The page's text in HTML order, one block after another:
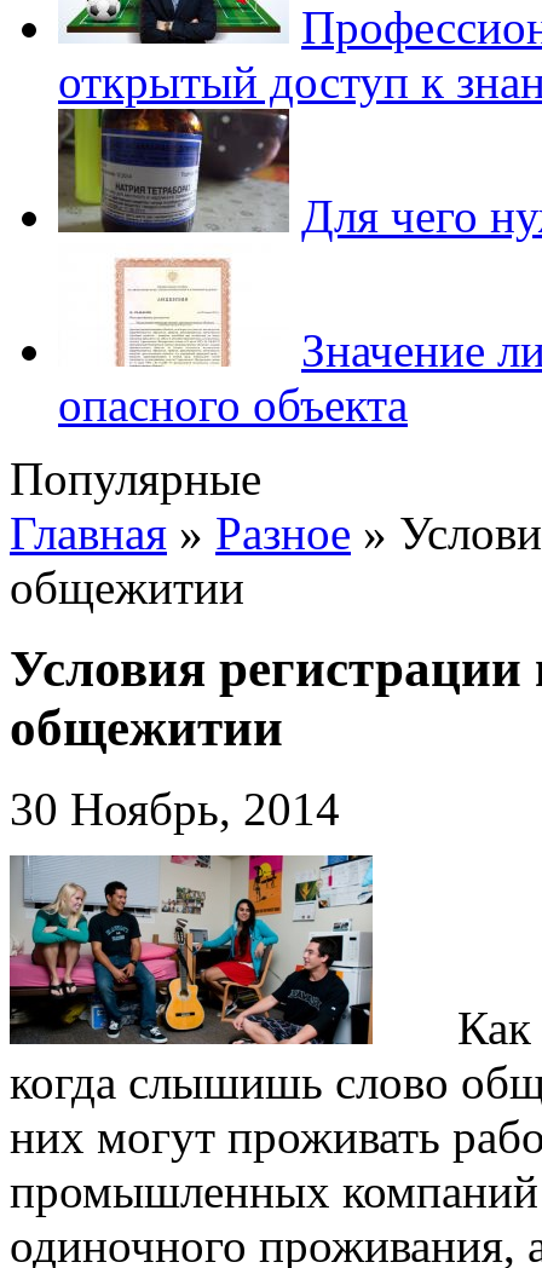
открытый доступ к
Для чего
Значение
опасного объекта
Популярные
Главная » Разное »
общежитии
Условия
общежитии
30 Ноябрь, 2014
Как
когда слышишь слово
них могут проживать
промышленных
одиночного проживания,